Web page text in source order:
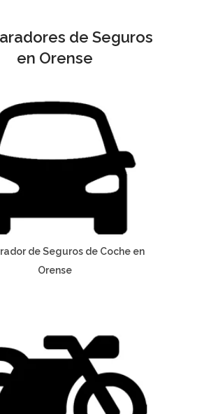
de Seguros
en Orense
de Seguros de Coche en
Orense